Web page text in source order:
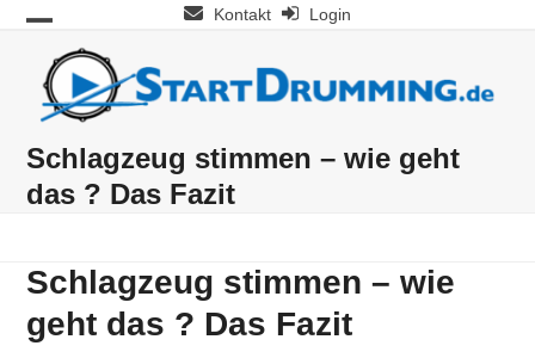
Skip
content
Kontakt Login
Open
mobile
menu
Close
mobile
menu
Schlagzeug stimmen – wie geht
das ? Das Fazit
Schlagzeug stimmen – wie
geht das ? Das Fazit